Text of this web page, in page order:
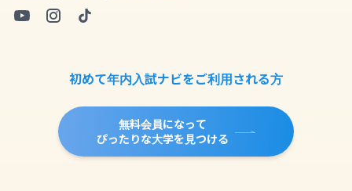
初めて年内入試ナビをご利用される方
無料会員になって
ぴったりな大学を見つける